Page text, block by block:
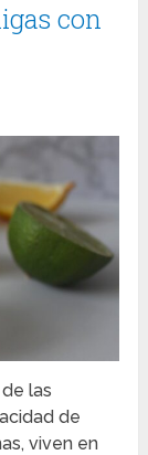
con
las
de
viven en